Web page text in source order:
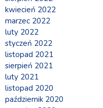
kwiecień 2022
marzec 2022
luty 2022
styczeń 2022
listopad 2021
sierpień 2021
luty 2021
listopad 2020
październik 2020